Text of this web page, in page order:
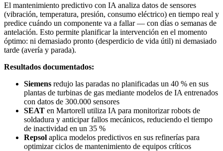
El mantenimiento predictivo con IA analiza datos de sensores
(vibración, temperatura, presión, consumo eléctrico) en tiempo real y
predice cuándo un componente va a fallar — con días o semanas de
antelación. Esto permite planificar la intervención en el momento
óptimo: ni demasiado pronto (desperdicio de vida útil) ni demasiado
tarde (avería y parada).
Resultados documentados:
Siemens redujo las paradas no planificadas un 40 % en sus
plantas de turbinas de gas mediante modelos de IA entrenados
con datos de 300.000 sensores
SEAT en Martorell utiliza IA para monitorizar robots de
soldadura y anticipar fallos mecánicos, reduciendo el tiempo
de inactividad en un 35 %
Repsol aplica modelos predictivos en sus refinerías para
optimizar ciclos de mantenimiento de equipos críticos